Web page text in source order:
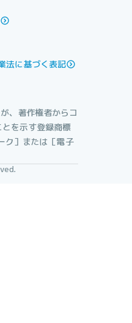
法に基づく表記
、著作権者からコ
を示す登録商標
ク］または［電子